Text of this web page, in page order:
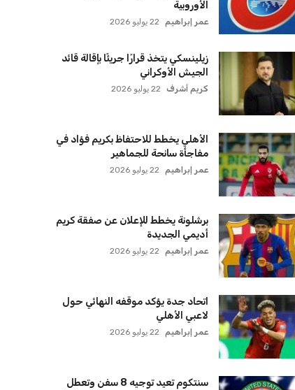
الأوروبية
عمر إبراهيم 22 يوليو 2026
زيلينسكي يتخذ قرارًا جريئًا بإقالة قائد
الجيش الأوكراني
كريم أشرف 22 يوليو 2026
الأهلي يخطط للاحتفاظ بكريم فؤاد في
مفاجأة سانحة للجماهير
عمر إبراهيم 22 يوليو 2026
برشلونة يخطط للإعلان عن صفقة كريم
أديمي الجديدة
عمر إبراهيم 22 يوليو 2026
اتحاد جدة يؤكد موقفه النهائي حول
لاعبي الأهلي
عمر إبراهيم 22 يوليو 2026
سنتكوم تعيد توجيه 8 سفن وتعطل